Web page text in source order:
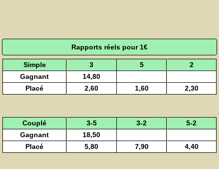
Rapports réels pour 1€
Simple 3 5
2
Gagnant
14,80
Placé
2,60 1,60 2,30
Couplé 3-5 3-2
5-2
Gagnant
18,50
Placé
5,80 7,90 4,40